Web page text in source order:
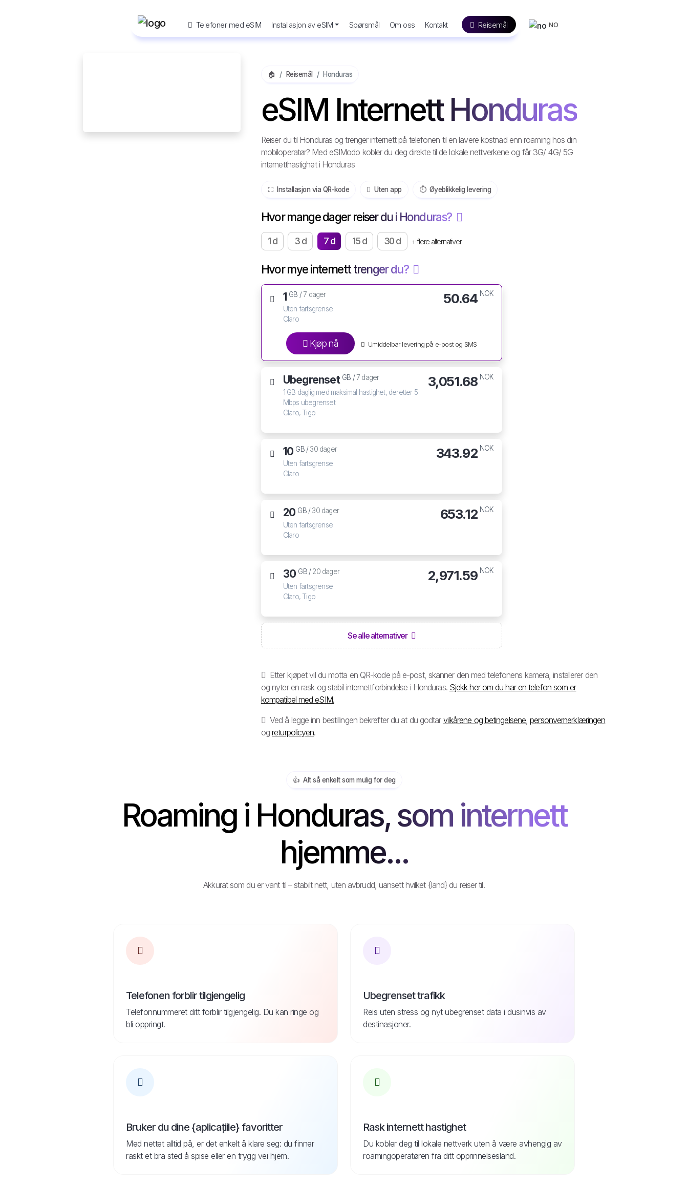
Telefoner med eSIM Installasjon av eSIM Spørsmål Om oss Kontakt Reisemål NO
🏠 Reisemål Honduras
eSIM Internett Honduras
Reiser du til Honduras og trenger internett på telefonen til en lavere kostnad enn roaming hos din
mobiloperatør? Med eSIModo kobler du deg direkte til de lokale nettverkene og får 3G/ 4G/ 5G
internetthastighet i Honduras
⛶️️ Installasjon via QR-kode ️ Uten app ⏱️️ Øyeblikkelig levering
Hvor mange dager reiser du i Honduras?
1 d 3 d 7 d 15 d 30 d + flere alternativer
Hvor mye internett trenger du?
1 GB /7 dager
Uten fartsgrense
Claro
50.64 NOK
Kjøp nå Umiddelbar levering på e-post og SMS
Ubegrenset GB /7 dager
1 GB daglig med maksimal hastighet, deretter 5
Mbps ubegrenset
Claro, Tigo
3,051.68 NOK
10 GB /30 dager
Uten fartsgrense
Claro
343.92 NOK
20 GB /30 dager
Uten fartsgrense
Claro
653.12 NOK
30 GB /20 dager
Uten fartsgrense
Claro, Tigo
2,971.59 NOK
Se alle alternativer
Etter kjøpet vil du motta en QR-kode på e-post, skanner den med telefonens kamera, installerer den
og nyter en rask og stabil internettforbindelse i Honduras. Sjekk her om du har en telefon som er
kompatibel med eSIM.
Ved å legge inn bestillingen bekrefter du at du godtar vilkårene og betingelsene ,personvernerklæringen
ogreturpolicyen.
👍️ Alt så enkelt som mulig for deg
Roaming i Honduras, som internett
hjemme...
Akkurat som du er vant til – stabilt nett, uten avbrudd, uansett hvilket {land} du reiser til.
Telefonen forblir tilgjengelig
Telefonnummeret ditt forblir tilgjengelig. Du kan ringe og
bli oppringt.
Ubegrenset trafikk
Reis uten stress og nyt ubegrenset data i dusinvis av
destinasjoner.
Bruker du dine {aplicațiile} favoritter
Med nettet alltid på, er det enkelt å klare seg: du finner
raskt et bra sted å spise eller en trygg vei hjem.
Rask internett hastighet
Du kobler deg til lokale nettverk uten å være avhengig av
roamingoperatøren fra ditt opprinnelsesland.